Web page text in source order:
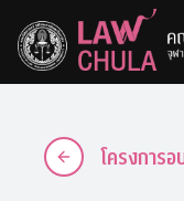
content
โครงการ